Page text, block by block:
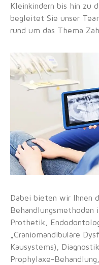
Kleinkindern bis hin zu
begleitet Sie unser
rund um das Thema
Dabei bieten wir Ihnen
Behandlungsmethoden
Prothetik,
„Craniomandibuläre
Kausystems),
Prophylaxe-